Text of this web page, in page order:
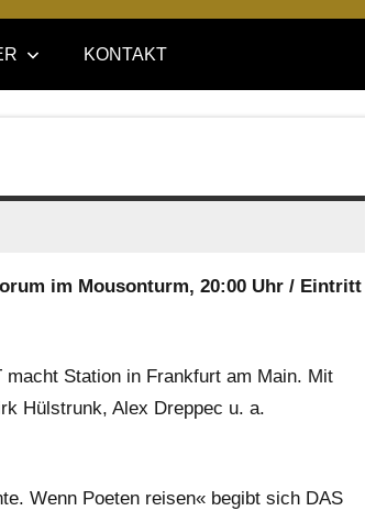
KONTAKT
im Mousonturm, 20:00 Uhr / Eintritt
Station in Frankfurt am Main. Mit
Hülstrunk, Alex Dreppec u. a.
Wenn Poeten reisen« begibt sich DAS